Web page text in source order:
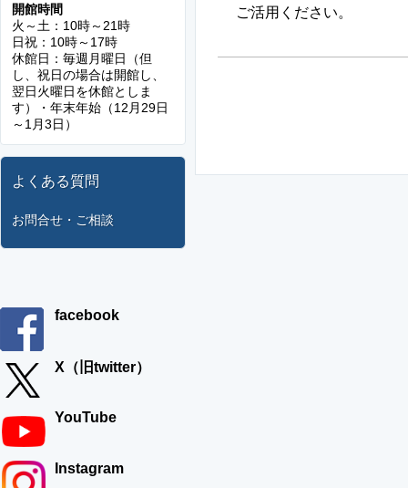
開館時間
火～土：10時～21時
日祝：10時～17時
休館日：毎週月曜日（但
し、祝日の場合は開館し、
翌日火曜日を休館としま
す）・年末年始（12月29日
～1月3日）
よくある質問
お問合せ・ご相談
facebook
X（旧twitter）
YouTube
Instagram
ご活用ください。